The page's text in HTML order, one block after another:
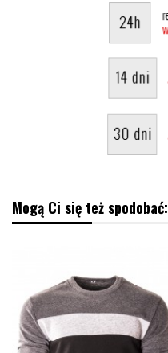
Mogą Ci się też spodobać: